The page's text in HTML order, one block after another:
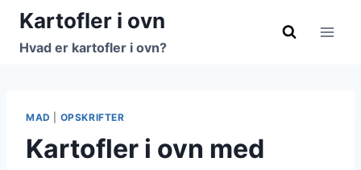
Fortsæt
indhold
Kartofler i ovn
Hvad er kartofler i ovn?
MAD OPSKRIFTER
Kartofler i ovn med